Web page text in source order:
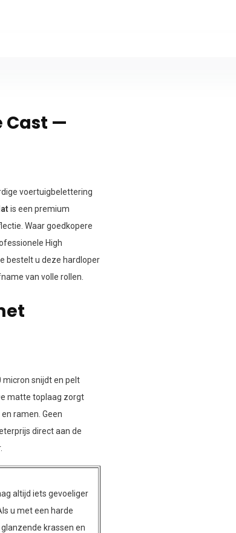
Cast —
voertuigbelettering
is een premium
Waar goedkopere
High
bestelt u deze hardloper
van volle rollen.
micron snijdt en pelt
matte toplaag zorgt
ramen. Geen
direct aan de
altijd iets gevoeliger
u met een harde
krassen en